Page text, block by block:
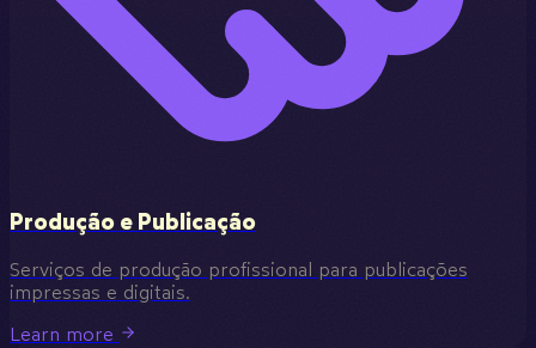
Produção e Publicação
Serviços de produção profissional para publicações
impressas e digitais.
Learn more